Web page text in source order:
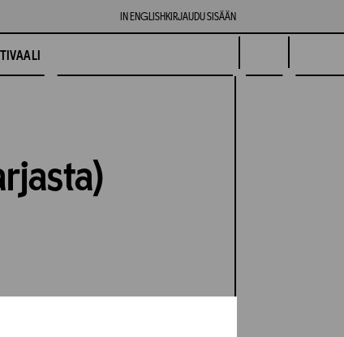
IN ENGLISH KIRJAUDU SISÄÄN